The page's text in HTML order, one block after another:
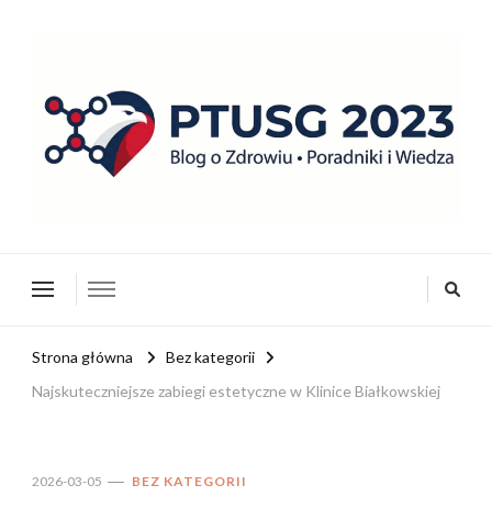
Strona główna
Bez kategorii
Najskuteczniejsze zabiegi estetyczne w Klinice Białkowskiej
2026-03-05 BEZ KATEGORII